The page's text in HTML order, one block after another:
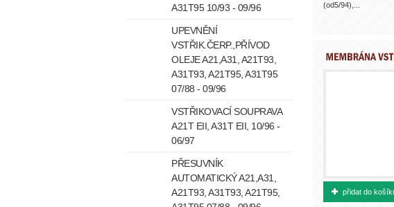
(od5/94),...
31090863
přidat do
A31T95 10/93 - 09/96
UPEVNĚNÍ
VSTŘIK.ČERP.,PŘÍVOD
OLEJE A21,A31, A21T93,
A31T93, A21T95, A31T95
07/88 - 09/96
VSTŘIKOVACÍ SOUPRAVA
A21T EII, A31T EII, 10/96 -
06/97
PŘESUVNÍK
AUTOMATICKÝ A21,A31,
A21T93, A31T93, A21T95,